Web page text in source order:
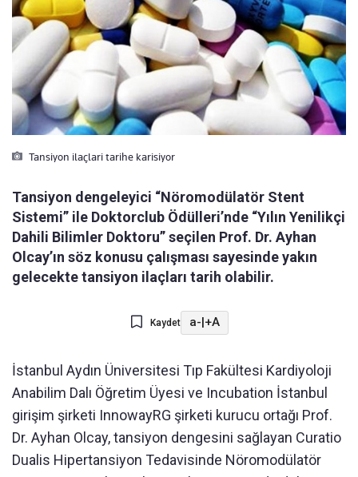
Tansiyon ilaçlari tarihe karisiyor
Tansiyon dengeleyici “Nöromodülatör Stent
Sistemi” ile Doktorclub Ödülleri’nde “Yılın Yenilikçi
Dahili Bilimler Doktoru” seçilen Prof. Dr. Ayhan
Olcay’ın söz konusu çalışması sayesinde yakın
gelecekte tansiyon ilaçları tarih olabilir.
Kaydet a- +A
İstanbul Aydın Üniversitesi Tıp Fakültesi Kardiyoloji
Anabilim Dalı Öğretim Üyesi ve Incubation İstanbul
girişim şirketi InnowayRG şirketi kurucu ortağı Prof.
Dr. Ayhan Olcay, tansiyon dengesini sağlayan Curatio
Dualis Hipertansiyon Tedavisinde Nöromodülatör